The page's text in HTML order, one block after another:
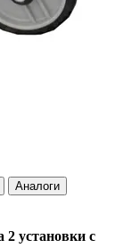
Аналоги
2 установки с